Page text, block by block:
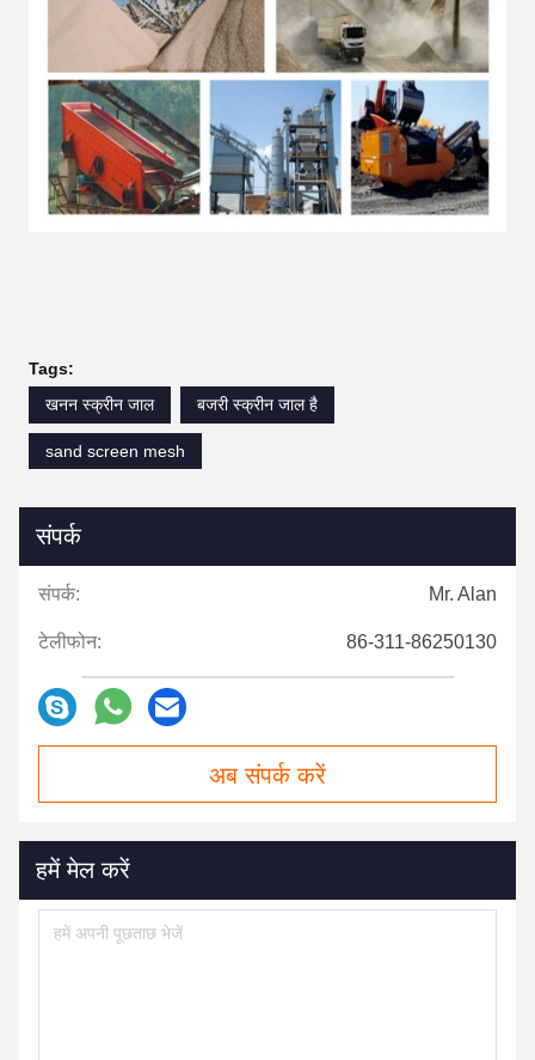
Tags:
खनन स्क्रीन जाल
बजरी स्क्रीन जाल है
sand screen mesh
संपर्क
संपर्क: Mr. Alan
टेलीफोन: 86-311-86250130
अब संपर्क करें
हमें मेल करें